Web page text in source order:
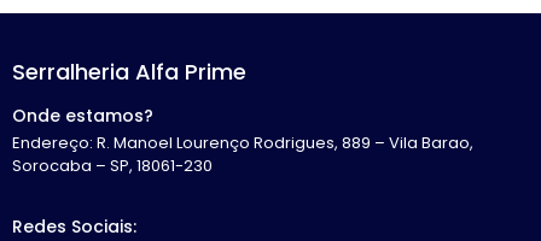
Serralheria Alfa Prime
Onde estamos?
Endereço: R. Manoel Lourenço Rodrigues, 889 – Vila Barao,
Sorocaba – SP, 18061-230
Redes Sociais: